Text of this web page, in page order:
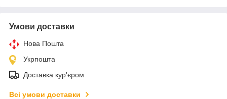
Умови доставки
Нова Пошта
Укрпошта
Доставка кур'єром
Всі умови доставки